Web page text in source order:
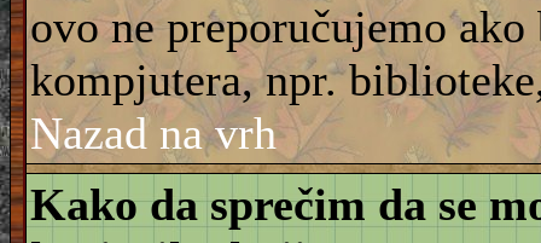
ovo ne preporučujemo
kompjutera, npr.
Nazad na vrh
Kako da sprečim da se